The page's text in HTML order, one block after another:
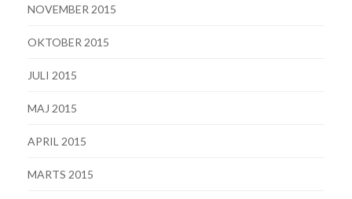
NOVEMBER 2015
OKTOBER 2015
JULI 2015
MAJ 2015
APRIL 2015
MARTS 2015